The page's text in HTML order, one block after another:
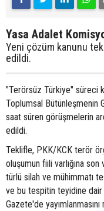
Yasa Adalet
Yeni çözüm kanunu
edildi.
"Terörsüz Türkiye" süreci
Toplumsal Bütünleşmenin
saat süren görüşmelerin
edildi.
Teklifle, PKK/KCK terör
oluşumun fiili varlığına
türlü silah ve mühimmatı
ve bu tespitin teyidine dair
Gazete'de